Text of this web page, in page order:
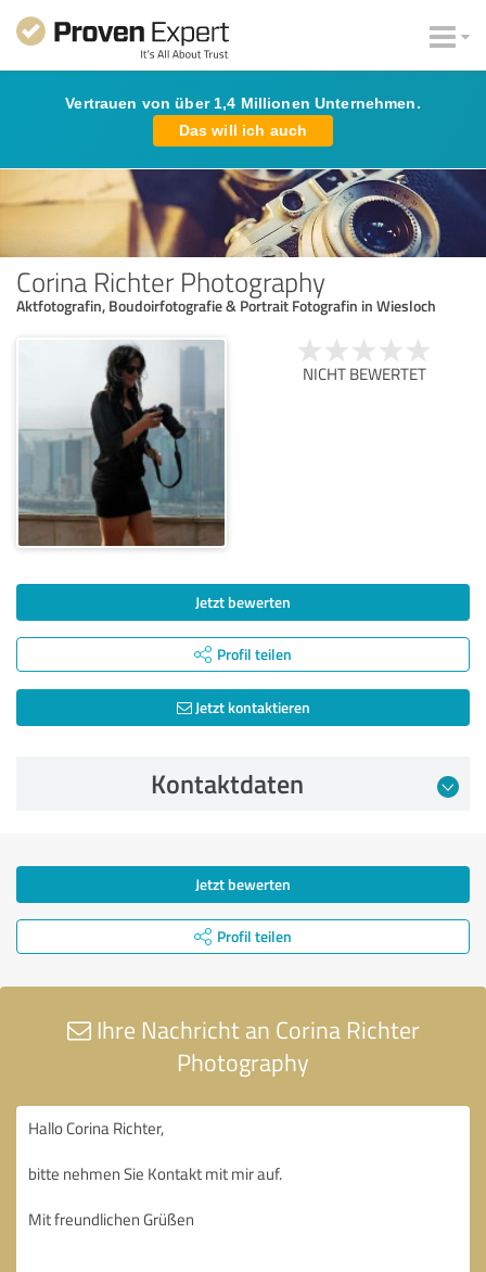
Vertrauen von über 1,4 Millionen Unternehmen.
Das will ich auch
Corina Richter Photography
Aktfotografin, Boudoirfotografie & Portrait Fotografin in Wiesloch
NICHT BEWERTET
Jetzt bewerten
Profil teilen
Jetzt kontaktieren
Kontaktdaten
Jetzt bewerten
Profil teilen
Ihre Nachricht an Corina Richter
Photography